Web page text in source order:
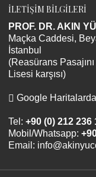
İLETİŞİM BİLGİLERİ
PROF. DR. AKIN
Maçka Caddesi,
İstanbul
(Reasürans
Lisesi karşısı)
Google Haritalarda
Tel: +90 (0) 212 236
Mobil/Whatsapp:
Email: